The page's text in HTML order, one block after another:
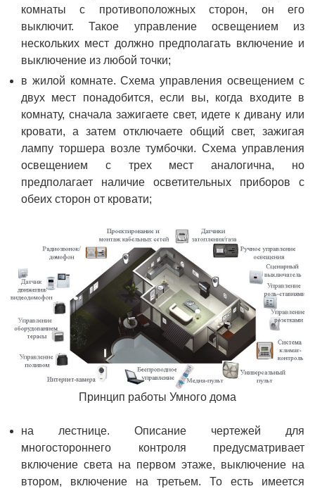
комнаты с противоположных сторон, он его
выключит. Такое управление освещением из
нескольких мест должно предполагать включение и
выключение из любой точки;
в жилой комнате. Схема управления освещением с
двух мест понадобится, если вы, когда входите в
комнату, сначала зажигаете свет, идете к дивану или
кровати, а затем отключаете общий свет, зажигая
лампу торшера возле тумбочки. Схема управления
освещением с трех мест аналогична, но
предполагает наличие осветительных приборов с
обеих сторон от кровати;
Принцип работы Умного дома
на лестнице. Описание чертежей для
многостороннего контроля предусматривает
включение света на первом этаже, выключение на
втором, включение на третьем. То есть имеется